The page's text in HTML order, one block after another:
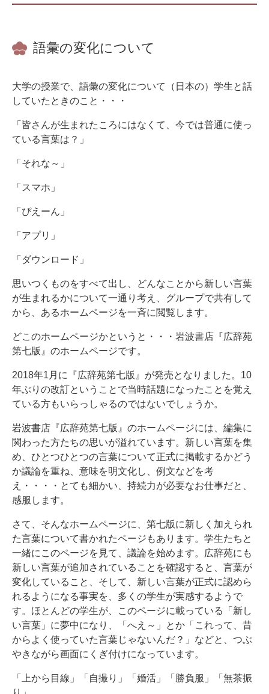
語彙の変化について
大学の授業で、語彙の変化について（日本の）学生と話
していたときのこと・・・
「皆さんが生まれたころにはなくて、今では普通に使っ
ている言葉は？」
「それな～」
「スマホ」
「ぴえーん」
「アプリ」
「ダウンロード」
思いつくものをすべて出し、どんなことから新しい言葉
が生まれるかについて一通り考え、グループで共有して
から、あるホームページを一斉に閲覧します。
どこのホームページかというと・・・岩波書店『広辞苑
第七版』のホームページです。
2018年1月に『広辞苑第七版』が発売となりました。10
年ぶりの改訂ということで当時話題になったことを覚え
ている方もいらっしゃるのではないでしょうか。
岩波書店『広辞苑第七版』のホームページには、編集に
関わった方たちの思いが溢れています。新しい言葉を集
め、ひとつひとつの言葉について正式に掲載するかどう
か議論を重ね、意味を明文化し、例文などを考
え・・・・とても細かい、持続力が必要なお仕事だと、
感服します。
さて、そんなホームページに、第七版に新しく加えられ
た言葉について書かれたページもあります。学生たちと
一緒にこのページを見て、議論を始めます。広辞苑にも
新しい言葉が追加されていることを確認すると、言葉が
変化していること、そして、新しい言葉が正式に認めら
れるようになる事実を、多くの学生が実感するようで
す。ほとんどの学生が、このページに載っている「新し
い言葉」に夢中になり、「へえ～」とか「これって、昔
からよく使っていた言葉じゃないんだ？」などと、つぶ
やきながら画面にくぎ付けになっています。
「上から目線」「自撮り」「婚活」「勝負服」「無茶振